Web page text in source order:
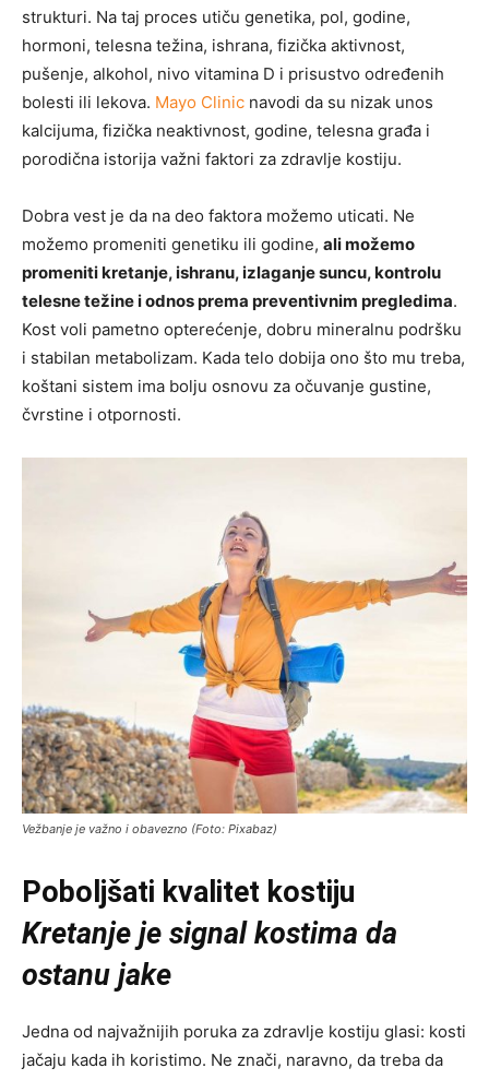
strukturi. Na taj proces utiču genetika, pol, godine,
hormoni, telesna težina, ishrana, fizička aktivnost,
pušenje, alkohol, nivo vitamina D i prisustvo određenih
bolesti ili lekova. Mayo Clinic navodi da su nizak unos
kalcijuma, fizička neaktivnost, godine, telesna građa i
porodična istorija važni faktori za zdravlje kostiju.
Dobra vest je da na deo faktora možemo uticati. Ne
možemo promeniti genetiku ili godine, ali možemo
promeniti kretanje, ishranu, izlaganje suncu, kontrolu
telesne težine i odnos prema preventivnim pregledima.
Kost voli pametno opterećenje, dobru mineralnu podršku
i stabilan metabolizam. Kada telo dobija ono što mu treba,
koštani sistem ima bolju osnovu za očuvanje gustine,
čvrstine i otpornosti.
Vežbanje je važno i obavezno (Foto: Pixabaz)
Poboljšati kvalitet kostiju
Kretanje je signal kostima da
ostanu jake
Jedna od najvažnijih poruka za zdravlje kostiju glasi: kosti
jačaju kada ih koristimo. Ne znači, naravno, da treba da